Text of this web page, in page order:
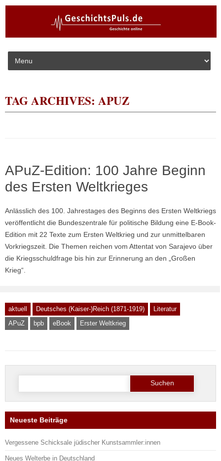
Skip to content
TAG ARCHIVES: APUZ
APuZ-Edition: 100 Jahre Beginn
des Ersten Weltkrieges
Anlässlich des 100. Jahrestages des Beginns des Ersten Weltkriegs
veröffentlicht die Bundeszentrale für politische Bildung eine E-Book-
Edition mit 22 Texte zum Ersten Weltkrieg und zur unmittelbaren
Vorkriegszeit. Die Themen reichen vom Attentat von Sarajevo über
die Kriegsschuldfrage bis hin zur Erinnerung an den „Großen
Krieg“.
aktuell Deutsches (Kaiser-)Reich (1871-1919)
Literatur
APuZ
bpb eBook Erster Weltkrieg
Suche
Neueste Beiträge
Vergessene Schicksale jüdischer Kunstsammler:innen
Neues Welterbe in Deutschland